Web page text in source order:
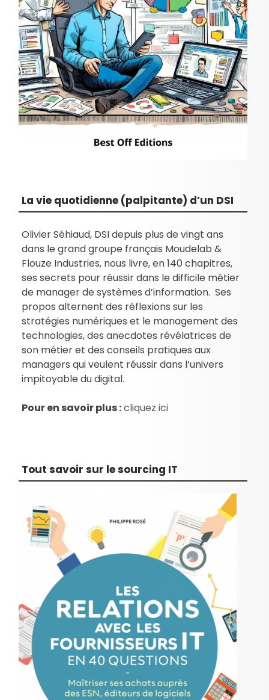
La vie quotidienne (palpitante) d’un DSI
Olivier Séhiaud, DSI depuis plus de vingt ans
dans le grand groupe français Moudelab &
Flouze Industries, nous livre, en 140 chapitres,
ses secrets pour réussir dans le difficile métier
de manager de systèmes d’information. Ses
propos alternent des réflexions sur les
stratégies numériques et le management des
technologies, des anecdotes révélatrices de
son métier et des conseils pratiques aux
managers qui veulent réussir dans l’univers
impitoyable du digital.
Pour en savoir plus :cliquez ici
Tout savoir sur le sourcing IT